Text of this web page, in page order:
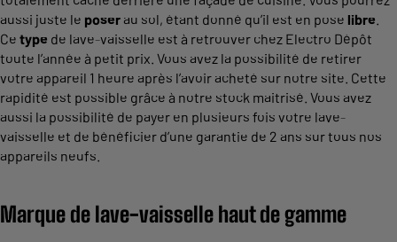
aussi juste le poser au sol, étant donné qu’il est en pose libre.
Ce type de lave-vaisselle est à retrouver chez Electro Dépôt
toute l’année à petit prix. Vous avez la possibilité de retirer
votre appareil 1 heure après l’avoir acheté sur notre site. Cette
rapidité est possible grâce à notre stock maitrisé. Vous avez
aussi la possibilité de payer en plusieurs fois votre lave-
vaisselle et de bénéficier d’une garantie de 2 ans sur tous nos
appareils neufs.
Marque de lave-vaisselle haut de gamme